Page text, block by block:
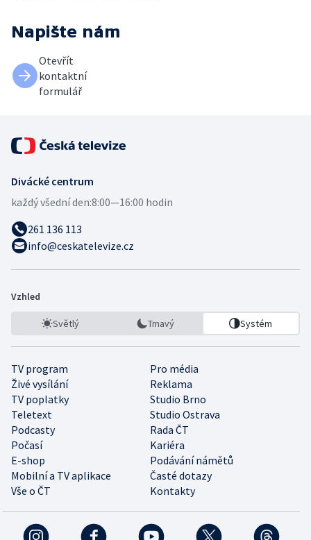
Napište nám
Otevřít
kontaktní
formulář
Divácké centrum
každý všední den:8:00—16:00 hodin
261 136 113
info@ceskatelevize.cz
Vzhled
Světlý Tmavý Systém
TV program
Pro média
Živé vysílání
Reklama
TV poplatky
Studio Brno
Teletext
Studio Ostrava
Podcasty
Rada ČT
Počasí
Kariéra
E-shop
Podávání námětů
Mobilní a TV aplikace
Časté dotazy
Vše o ČT
Kontakty